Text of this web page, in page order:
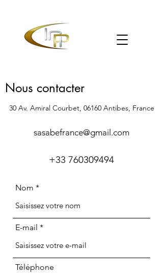
Nous contacter
30 Av. Amiral Courbet, 06160 Antibes, France
sasabefrance@gmail.com
+33 760309494
Nom
E-mail
Téléphone